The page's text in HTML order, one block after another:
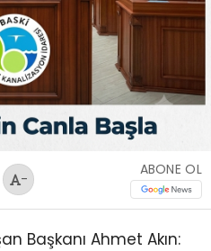
-
ABONE OL
Başkanı Ahmet Akın: